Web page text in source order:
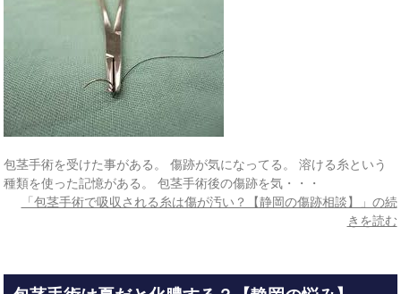
包茎手術を受けた事がある。 傷跡が気になってる。 溶ける糸という
種類を使った記憶がある。 包茎手術後の傷跡を気・・・
「包茎手術で吸収される糸は傷が汚い？【静岡の傷跡相談】」の続
きを読む